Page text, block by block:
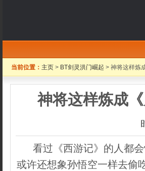
当前位置： 主页 > BT剑灵洪门崛起 > 神将这样炼
神将这样炼成
看过《西游记》的人都
或许还想象孙悟空一样去偷